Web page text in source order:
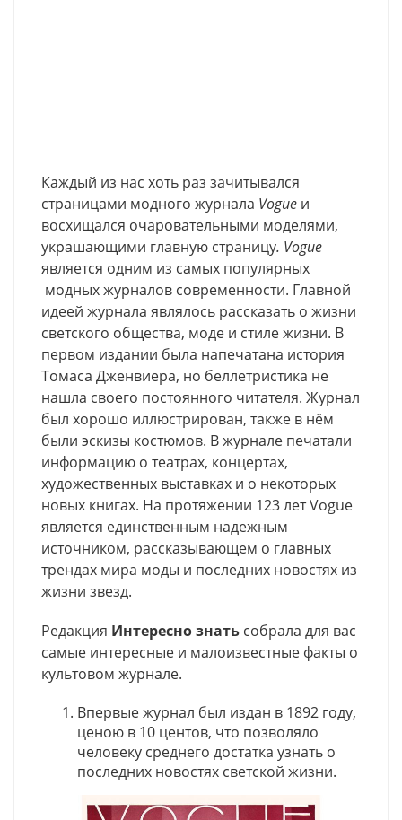
Каждый из нас хоть раз зачитывался
страницами модного журнала Vogue и
восхищался очаровательными моделями,
украшающими главную страницу. Vogue
является одним из самых популярных
модных журналов современности. Главной
идеей журнала являлось рассказать о жизни
светского общества, моде и стиле жизни. В
первом издании была напечатана история
Томаса Дженвиера, но беллетристика не
нашла своего постоянного читателя. Журнал
был хорошо иллюстрирован, также в нём
были эскизы костюмов. В журнале печатали
информацию о театрах, концертах,
художественных выставках и о некоторых
новых книгах. На протяжении 123 лет Vogue
является единственным надежным
источником, рассказывающем о главных
трендах мира моды и последних новостях из
жизни звезд.
Редакция Интересно знать собрала для вас
самые интересные и малоизвестные факты о
культовом журнале.
Впервые журнал был издан в 1892 году,
ценою в 10 центов, что позволяло
человеку среднего достатка узнать о
последних новостях светской жизни.